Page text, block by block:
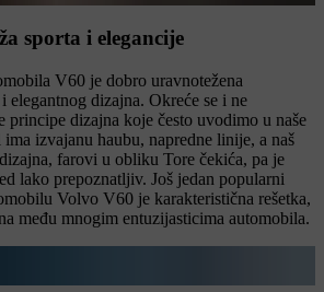
sporta i elegancije
V60 je dobro uravnotežena
elegantnog dizajna. Okreće se i ne
principe dizajna koje često uvodimo u naše
izvajanu haubu, napredne linije, a naš
farovi u obliku Tore čekića, pa je
lako prepoznatljiv. Još jedan popularni
Volvo V60 je karakteristična rešetka,
među mnogim entuzijasticima automobila.